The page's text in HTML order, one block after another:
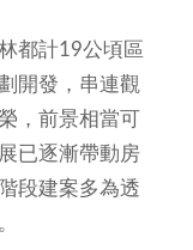
都計19公頃區
開發，串連觀
，前景相當可
展已逐漸帶動房
段建案多為透